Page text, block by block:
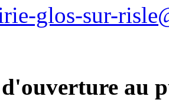
glos-sur-
au